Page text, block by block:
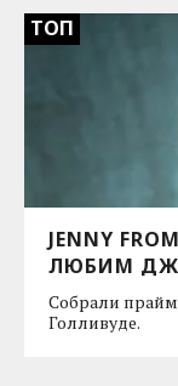
ТОП
JENNY
ЛЮБИМ
Собрали
Голливуде.